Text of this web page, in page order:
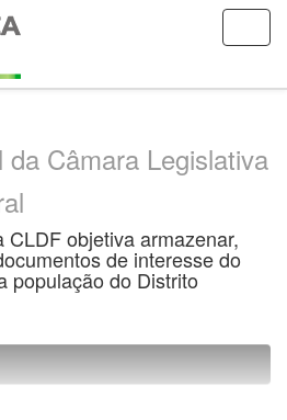
da Câmara Legislativa
objetiva armazenar,
de interesse do
população do Distrito